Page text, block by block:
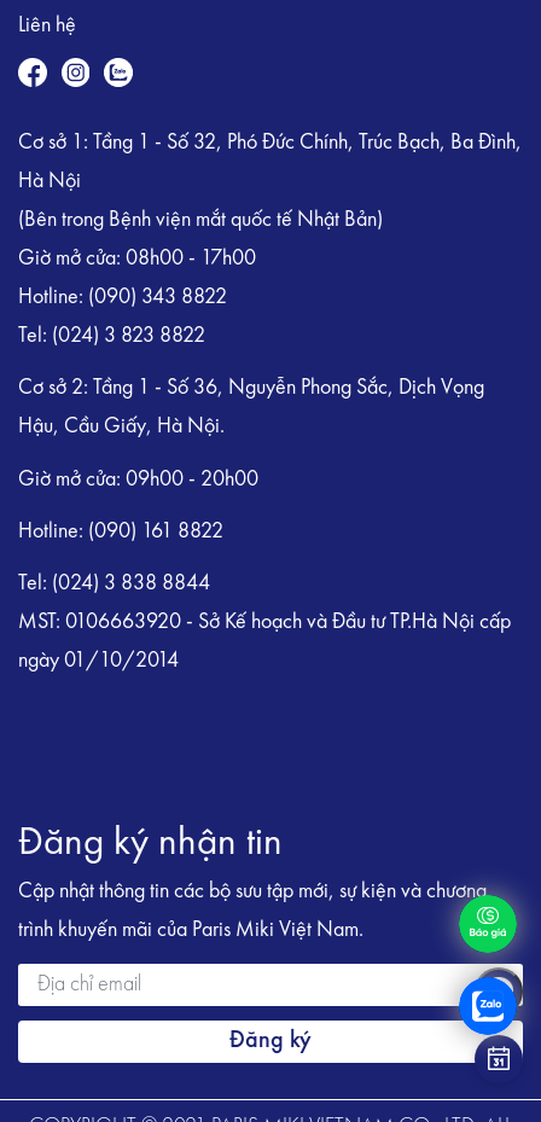
Liên hệ
Cơ sở 1: Tầng 1 - Số 32, Phó Đức Chính, Trúc Bạch, Ba Đình,
Hà Nội
(Bên trong Bệnh viện mắt quốc tế Nhật Bản)
Giờ mở cửa: 08h00 - 17h00
Hotline: (090) 343 8822
Tel: (024) 3 823 8822
Cơ sở 2: Tầng 1 - Số 36, Nguyễn Phong Sắc, Dịch Vọng
Hậu, Cầu Giấy, Hà Nội.
Giờ mở cửa: 09h00 - 20h00
Hotline: (090) 161 8822
Tel: (024) 3 838 8844
MST: 0106663920 - Sở Kế hoạch và Đầu tư TP.Hà Nội cấp
ngày 01/10/2014
Đăng ký nhận tin
Cập nhật thông tin các bộ sưu tập mới, sự kiện và chương
trình khuyến mãi của Paris Miki Việt Nam.
Đăng ký